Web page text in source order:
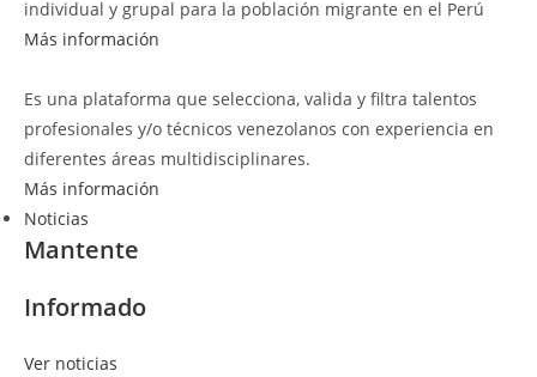
individual y grupal para la población migrante en el Perú
Más información
Es una plataforma que selecciona, valida y filtra talentos
profesionales y/o técnicos venezolanos con experiencia en
diferentes áreas multidisciplinares.
Más información
Noticias
Mantente
Informado
Ver noticias